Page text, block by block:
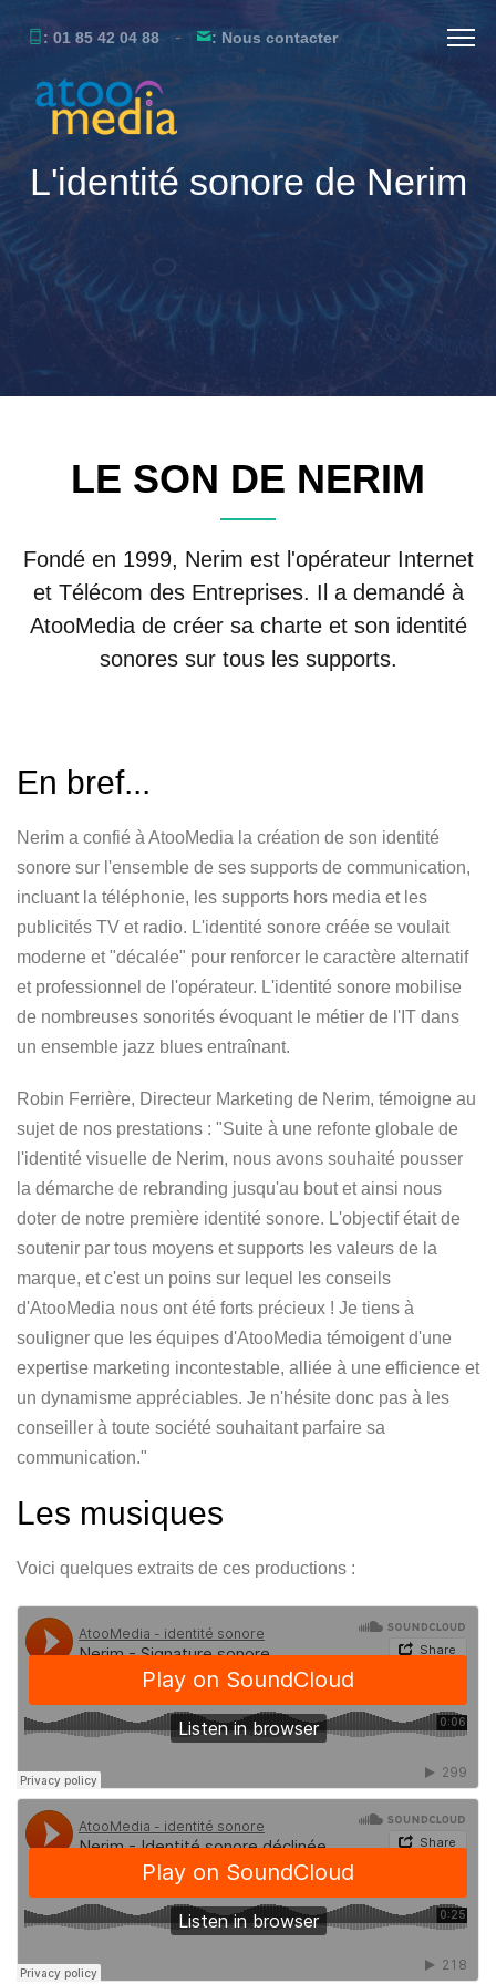
: 01 85 42 04 88 - : Nous contacter
L'identité sonore de Nerim
LE SON DE NERIM
Fondé en 1999, Nerim est l'opérateur Internet
et Télécom des Entreprises. Il a demandé à
AtooMedia de créer sa charte et son identité
sonores sur tous les supports.
En bref...
Nerim a confié à AtooMedia la création de son identité
sonore sur l'ensemble de ses supports de communication,
incluant la téléphonie, les supports hors media et les
publicités TV et radio. L'identité sonore créée se voulait
moderne et "décalée" pour renforcer le caractère alternatif
et professionnel de l'opérateur. L'identité sonore mobilise
de nombreuses sonorités évoquant le métier de l'IT dans
un ensemble jazz blues entraînant.
Robin Ferrière, Directeur Marketing de Nerim, témoigne au
sujet de nos prestations : "Suite à une refonte globale de
l'identité visuelle de Nerim, nous avons souhaité pousser
la démarche de rebranding jusqu'au bout et ainsi nous
doter de notre première identité sonore. L'objectif était de
soutenir par tous moyens et supports les valeurs de la
marque, et c'est un poins sur lequel les conseils
d'AtooMedia nous ont été forts précieux ! Je tiens à
souligner que les équipes d'AtooMedia témoigent d'une
expertise marketing incontestable, alliée à une efficience et
un dynamisme appréciables. Je n'hésite donc pas à les
conseiller à toute société souhaitant parfaire sa
communication."
Les musiques
Voici quelques extraits de ces productions :